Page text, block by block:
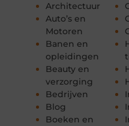
Architectuur
Auto’s en
Motoren
Banen en
opleidingen
Beauty en
verzorging
Bedrijven
Blog
Boeken en